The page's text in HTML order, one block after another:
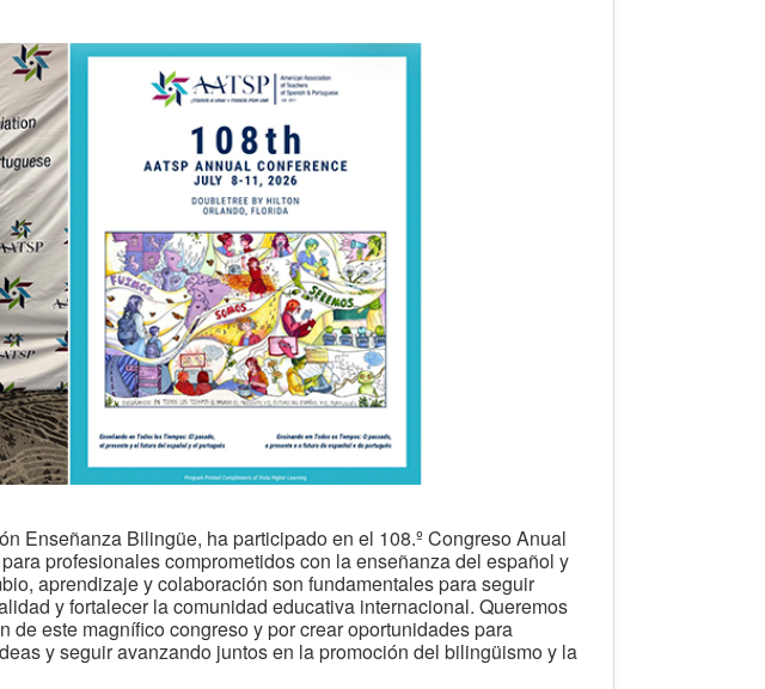
Enseñanza Bilingüe, ha participado en el 108.º Congreso Anual
profesionales comprometidos con la enseñanza del español y
aprendizaje y colaboración son fundamentales para seguir
y fortalecer la comunidad educativa internacional. Queremos
de este magnífico congreso y por crear oportunidades para
y seguir avanzando juntos en la promoción del bilingüismo y la